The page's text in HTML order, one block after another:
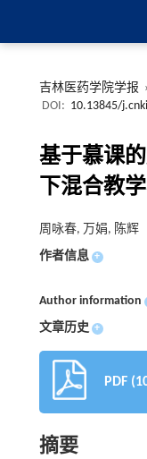
吉林医药学院学报
DOI: 10.13845/
基于慕课
下混合教
周咏春, 万娟, 陈辉
作者信息 +
Author information
文章历史 +
PDF
摘要